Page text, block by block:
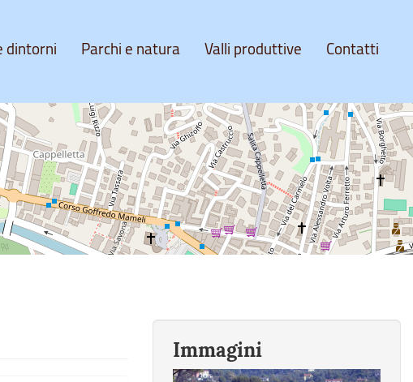
dintorni Parchi e natura Valli produttive Contatti
Immagini